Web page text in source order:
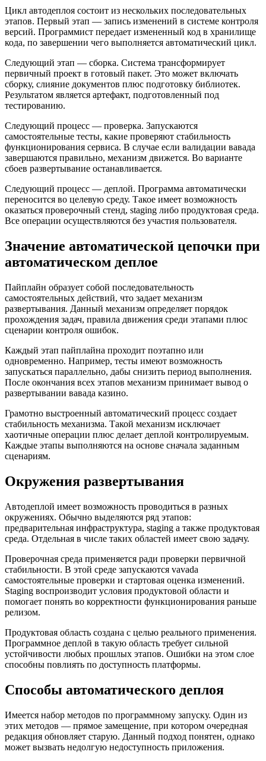
Цикл автодеплоя состоит из нескольких последовательных
этапов. Первый этап — запись изменений в системе контроля
версий. Программист передает измененный код в хранилище
кода, по завершении чего выполняется автоматический цикл.
Следующий этап — сборка. Система трансформирует
первичный проект в готовый пакет. Это может включать
сборку, слияние документов плюс подготовку библиотек.
Результатом является артефакт, подготовленный под
тестированию.
Следующий процесс — проверка. Запускаются
самостоятельные тесты, какие проверяют стабильность
функционирования сервиса. В случае если валидации вавада
завершаются правильно, механизм движется. Во варианте
сбоев развертывание останавливается.
Следующий процесс — деплой. Программа автоматически
переносится во целевую среду. Такое имеет возможность
оказаться проверочный стенд, staging либо продуктовая среда.
Все операции осуществляются без участия пользователя.
Значение автоматической цепочки при
автоматическом деплое
Пайплайн образует собой последовательность
самостоятельных действий, что задает механизм
развертывания. Данный механизм определяет порядок
прохождения задач, правила движения среди этапами плюс
сценарии контроля ошибок.
Каждый этап пайплайна проходит поэтапно или
одновременно. Например, тесты имеют возможность
запускаться параллельно, дабы снизить период выполнения.
После окончания всех этапов механизм принимает вывод о
развертывании вавада казино.
Грамотно выстроенный автоматический процесс создает
стабильность механизма. Такой механизм исключает
хаотичные операции плюс делает деплой контролируемым.
Каждые этапы выполняются на основе сначала заданным
сценариям.
Окружения развертывания
Автодеплой имеет возможность проводиться в разных
окружениях. Обычно выделяются ряд этапов:
предварительная инфраструктура, staging а также продуктовая
среда. Отдельная в числе таких областей имеет свою задачу.
Проверочная среда применяется ради проверки первичной
стабильности. В этой среде запускаются vavada
самостоятельные проверки и стартовая оценка изменений.
Staging воспроизводит условия продуктовой области и
помогает понять во корректности функционирования раньше
релизом.
Продуктовая область создана с целью реального применения.
Программное деплой в такую область требует сильной
устойчивости любых прошлых этапов. Ошибки на этом слое
способны повлиять по доступность платформы.
Способы автоматического деплоя
Имеется набор методов по программному запуску. Один из
этих методов — прямое замещение, при котором очередная
редакция обновляет старую. Данный подход понятен, однако
может вызвать недолгую недоступность приложения.